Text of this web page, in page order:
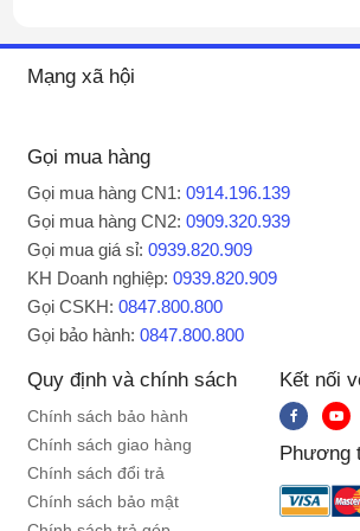
dùng.
* Hình ảnh chỉ mang tính chất
Kết nối
Phương
Gọi mua hàng
Gọi mua hàng CN1:0914.196.139
Gọi mua hàng CN2:0909.320.939
Gọi mua giá sỉ:0939.820.909
KH Doanh nghiệp:0939.820.909
Gọi CSKH:0847.800.800
Gọi bảo hành:0847.800.800
Quy định và chính sách
Chính sách bảo hành
Chính sách giao hàng
Chính sách đổi trả
Chính sách bảo mật
Mạng xã hội